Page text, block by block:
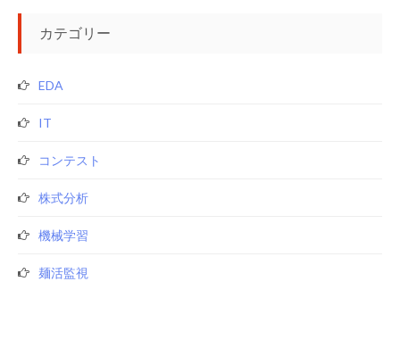
カテゴリー
EDA
IT
コンテスト
株式分析
機械学習
麺活監視